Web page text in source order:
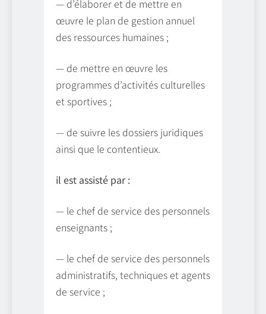
— d’élaborer et de mettre en
œuvre le plan de gestion annuel
des ressources humaines ;
— de mettre en œuvre les
programmes d’activités culturelles
et sportives ;
— de suivre les dossiers juridiques
ainsi que le contentieux.
il est assisté par :
— le chef de service des personnels
enseignants ;
— le chef de service des personnels
administratifs, techniques et agents
de service ;